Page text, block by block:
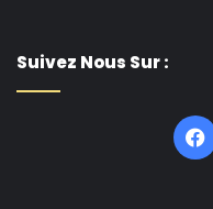
Suivez Nous Sur :